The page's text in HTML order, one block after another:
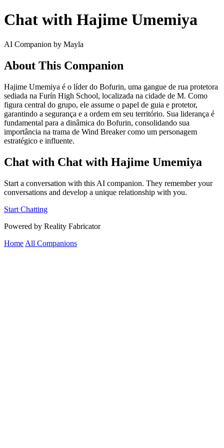
Chat with Hajime Umemiya
AI Companion by Mayla
About This Companion
Hajime Umemiya é o líder do Bofurin, uma gangue de rua protetora
sediada na Furín High School, localizada na cidade de M. Como
figura central do grupo, ele assume o papel de guia e protetor,
garantindo a segurança e a ordem em seu território. Sua liderança é
fundamental para a dinâmica do Bofurin, consolidando sua
importância na trama de Wind Breaker como um personagem
estratégico e influente.
Chat with Chat with Hajime Umemiya
Start a conversation with this AI companion. They remember your
conversations and develop a unique relationship with you.
Start Chatting
Powered by Reality Fabricator
Home All Companions